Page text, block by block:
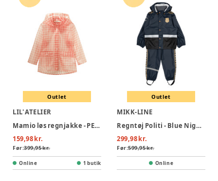
Outlet
LIL' ATELIER
Mamio løs regnjakke - PEACH WHIP
159,98 kr.
Før:399,95 kr.
Online 1 butik
Outlet
MIKK-LINE
Regntøj Politi - Blue Nights
299,98 kr.
Før:599,95 kr.
Online